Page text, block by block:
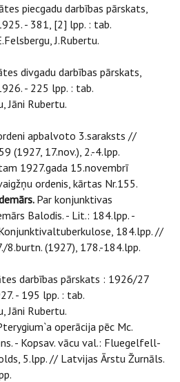
piecgadu darbības pārskats,
- 381, [2] lpp. : tab.
J.Rubertu.
divgadu darbības pārskats,
- 225 lpp. : tab.
Jāni Rubertu.
apbalvoto 3.saraksts //
(1927, 17.nov.), 2.-4.lpp.
1927.gada 15.novembrī
ordenis, kārtas Nr.155.
Par konjunktivas
Balodis. - Lit.: 184.lpp. -
184.lpp. //
8.burtn. (1927), 178.-184.lpp.
darbības pārskats : 1926/27
- 195 lpp. : tab.
Jāni Rubertu.
operācija pēc Mc.
- Kopsav. vācu val.: Fluegelfell-
5.lpp. // Latvijas Ārstu Žurnāls.